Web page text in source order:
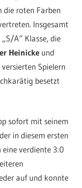
die roten Farben
Insgesamt
A“ Klasse, die
Heinicke und
Spielern
besetzt
sofort mit seinem
in diesem ersten
verdiente 3:0
auf und konnte